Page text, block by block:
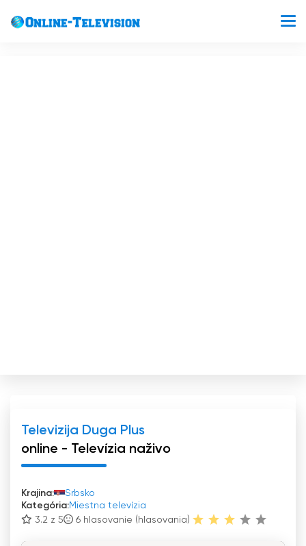
Televizija Duga Plus
online - Televízia naživo
Krajina:
Srbsko
Kategória:Miestna televízia
3.2 z 5
6 hlasovanie (hlasovania)